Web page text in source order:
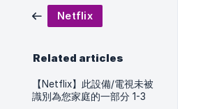
Netflix
Related articles
【Netflix】此設備/電視未被
識別為您家庭的一部分 1-3